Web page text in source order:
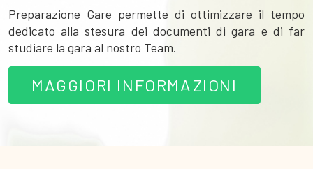
Preparazione Gare permette di ottimizzare il tempo
dedicato alla stesura dei documenti di gara e di far
studiare la gara al nostro Team.
MAGGIORI INFORMAZIONI